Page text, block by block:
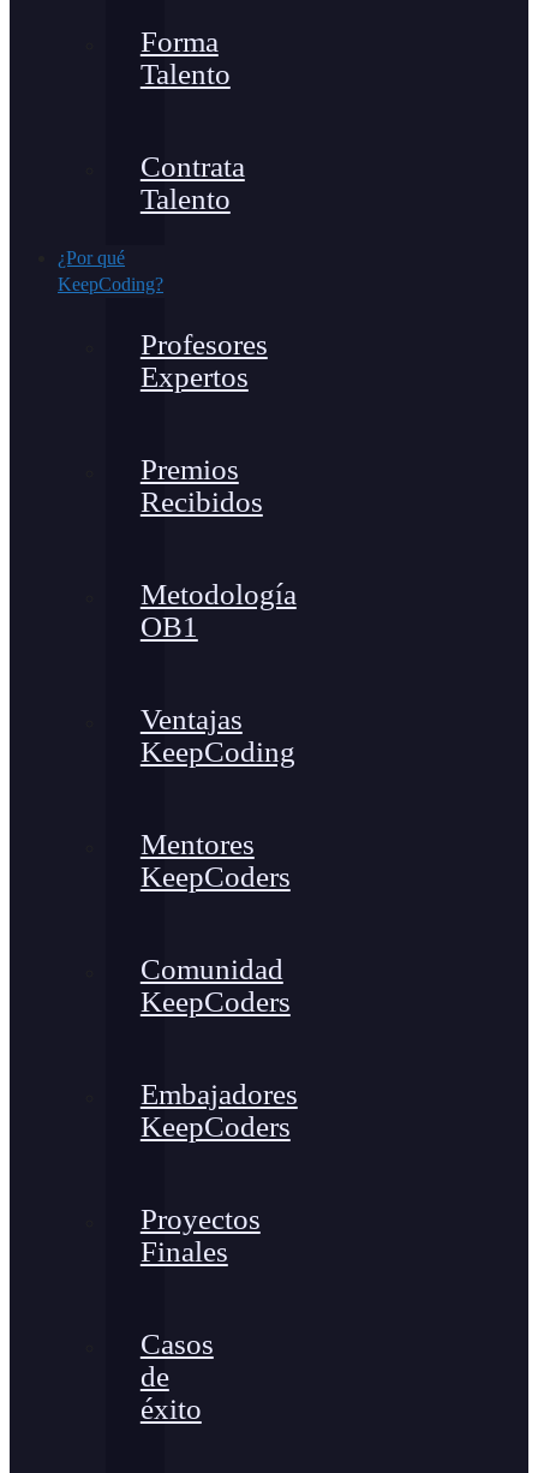
Forma
Talento
Contrata
Talento
¿Por qué
KeepCoding?
Profesores
Expertos
Premios
Recibidos
Metodología
OB1
Ventajas
KeepCoding
Mentores
KeepCoders
Comunidad
KeepCoders
Embajadores
KeepCoders
Proyectos
Finales
Casos
de
éxito